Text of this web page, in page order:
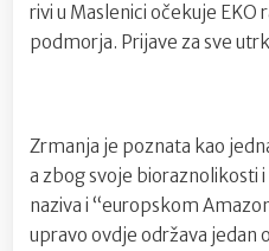
rivi u Maslenici očekuje EKO
podmorja. Prijave za sve
Zrmanja je poznata kao
a zbog svoje bioraznolikosti
naziva i “europskom
upravo ovdje održava jedan